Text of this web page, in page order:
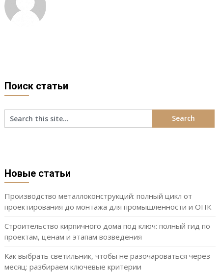
Поиск статьи
Новые статьи
Производство металлоконструкций: полный цикл от
проектирования до монтажа для промышленности и ОПК
Строительство кирпичного дома под ключ: полный гид по
проектам, ценам и этапам возведения
Как выбрать светильник, чтобы не разочароваться через
месяц: разбираем ключевые критерии